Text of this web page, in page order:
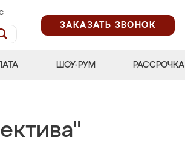
ЗАКАЗАТЬ ЗВОНОК
ШОУ-РУМ РАССРОЧКА